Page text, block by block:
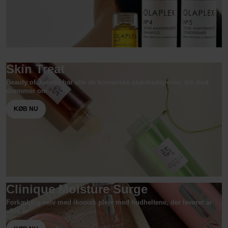
Skin Treat
Beauty of Joseon har alle de koreanske skønhedsperler, din hud
drømmer om
KØB NU
Clinique Moisture Surge
Forkæl dig selv med ikonisk pleje med hudheltene, der leverer år
efter år